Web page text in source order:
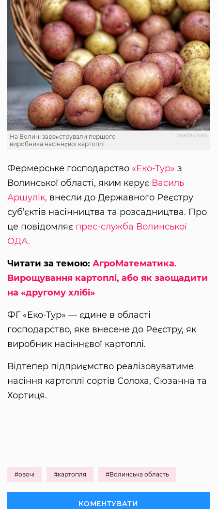
pixabay.com
На Волині зареєстрували першого
виробника насіннєвої картоплі
Фермерське господарство «Еко-Тур» з
Волинської області, яким керує Василь
Аршулік, внесли до Державного Реєстру
суб’єктів насінництва та розсадництва. Про
це повідомляє прес-служба Волинської
ОДА.
Читати за темою: АгроМатематика.
Вирощування картоплі, або як заощадити
на «другому хлібі»
ФГ «Еко-Тур» — єдине в області
господарство, яке внесене до Реєстру, як
виробник насіннєвої картоплі.
Відтепер підприємство реалізовуватиме
насіння картоплі сортів Солоха, Сюзанна та
Хортиця.
#овочі #картопля #Волинська область
КОМЕНТУВАТИ